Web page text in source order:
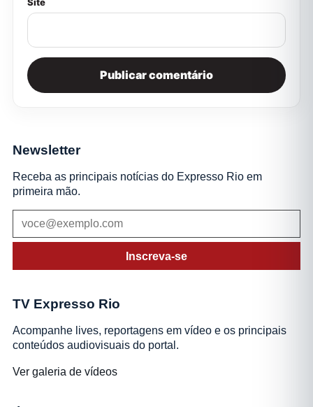
Site
Newsletter
Receba as principais notícias do Expresso Rio em
primeira mão.
Inscreva-se
TV Expresso Rio
Acompanhe lives, reportagens em vídeo e os principais
conteúdos audiovisuais do portal.
Ver galeria de vídeos